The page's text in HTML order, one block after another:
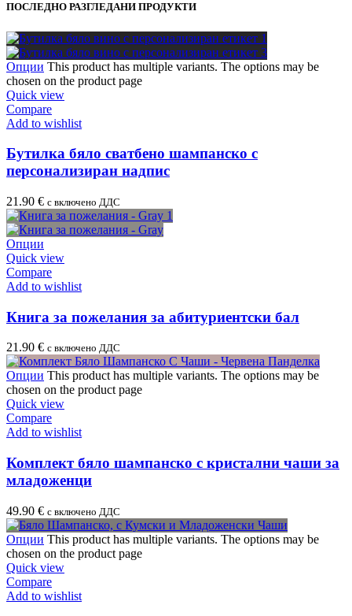
ПОСЛЕДНО РАЗГЛЕДАНИ ПРОДУКТИ
Опции This product has multiple variants. The options may be
chosen on the product page
Quick view
Compare
Add to wishlist
Бутилка бяло сватбено шампанско с
персонализиран надпис
21.90 € с включено ДДС
Опции
Quick view
Compare
Add to wishlist
Книга за пожелания за абитуриентски бал
21.90 € с включено ДДС
Опции This product has multiple variants. The options may be
chosen on the product page
Quick view
Compare
Add to wishlist
Комплект бяло шампанско с кристални чаши за
младоженци
49.90 € с включено ДДС
Опции This product has multiple variants. The options may be
chosen on the product page
Quick view
Compare
Add to wishlist